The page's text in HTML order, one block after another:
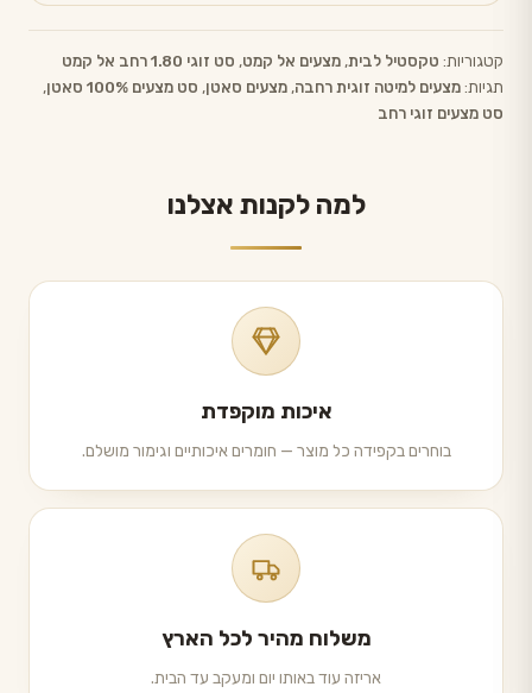
קטגוריות: טקסטיל לבית, מצעים אל קמט, סט זוגי 1.80 רחב אל קמט
תגיות:מצעים למיטה זוגית רחבה, מצעים סאטן, סט מצעים 100% סאטן
,
סט מצעים זוגי רחב
למה לקנות אצלנו
איכות מוקפדת
בוחרים בקפידה כל מוצר — חומרים איכותיים וגימור מושלם.
משלוח מהיר לכל הארץ
אריזה עוד באותו יום ומעקב עד הבית.